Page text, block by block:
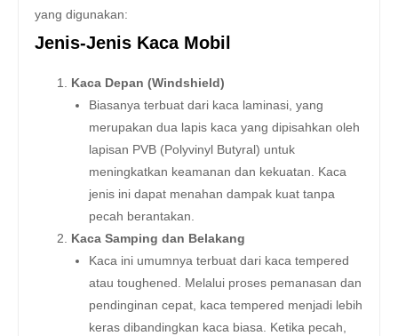
yang digunakan:
Jenis-Jenis Kaca Mobil
Kaca Depan (Windshield)
Biasanya terbuat dari kaca laminasi, yang
merupakan dua lapis kaca yang dipisahkan oleh
lapisan PVB (Polyvinyl Butyral) untuk
meningkatkan keamanan dan kekuatan. Kaca
jenis ini dapat menahan dampak kuat tanpa
pecah berantakan.
Kaca Samping dan Belakang
Kaca ini umumnya terbuat dari kaca tempered
atau toughened. Melalui proses pemanasan dan
pendinginan cepat, kaca tempered menjadi lebih
keras dibandingkan kaca biasa. Ketika pecah,